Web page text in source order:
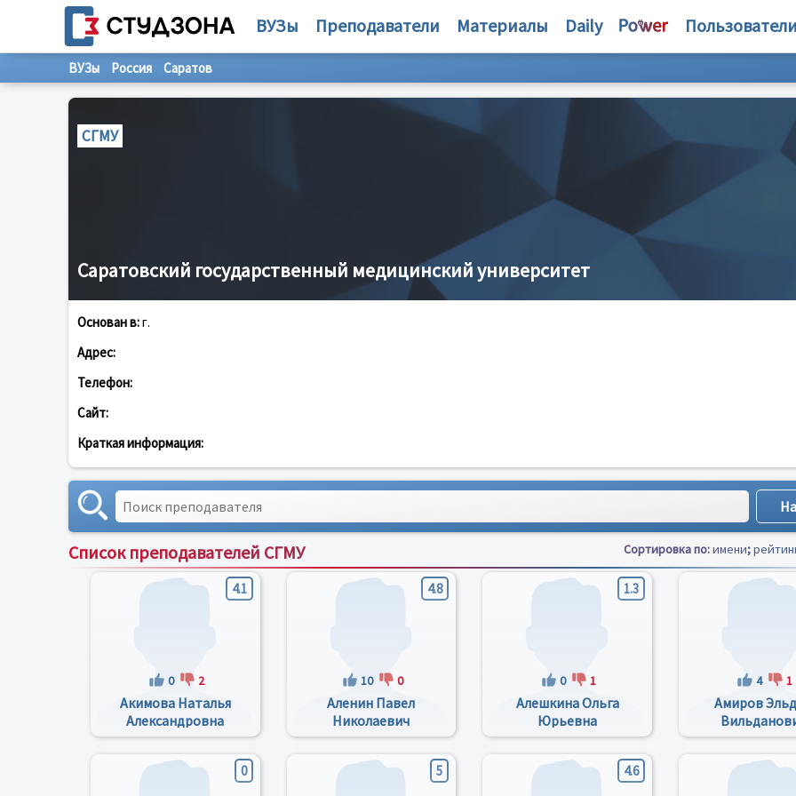
ВУЗы Преподаватели Материалы Daily
ВУЗы Россия Саратов
СГМУ
Саратовский государственный медицинский университет
Основан в:г.
Адрес:
Телефон:
Сайт:
Краткая информация:
Список преподавателей СГМУ Сортировка по:имени;
4.1
0 2
Акимова Наталья
Александровна
4.8
10 0
Аленин Павел
Николаевич
1.3
0 1
Алешкина Ольга
Юрьевна
4 1
Амиров
0 5 4.6